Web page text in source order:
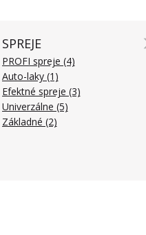
SPREJE
PROFI spreje (4)
Auto-laky (1)
Efektné spreje (3)
Univerzálne (5)
Základné (2)